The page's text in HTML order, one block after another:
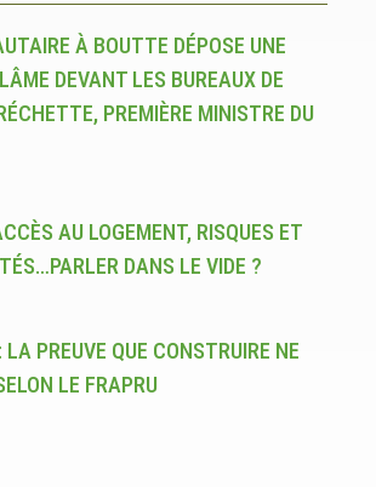
À BOUTTE DÉPOSE UNE
DEVANT LES BUREAUX DE
PREMIÈRE MINISTRE DU
AU LOGEMENT, RISQUES ET
DANS LE VIDE ?
PREUVE QUE CONSTRUIRE NE
LE FRAPRU